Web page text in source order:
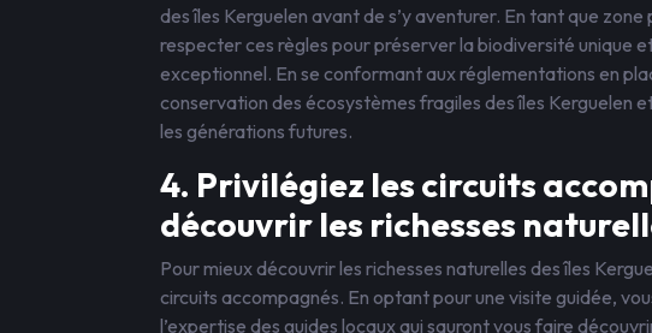
des îles Kerguelen avant de s’y aventurer. En tant que
respecter ces règles pour préserver la biodiversité unique
exceptionnel. En se conformant aux réglementations en
conservation des écosystèmes fragiles des îles Kerguelen
les générations futures.
4. Privilégiez les circuits
découvrir les richesses
Pour mieux découvrir les richesses naturelles des îles
circuits accompagnés. En optant pour une visite guidée,
l’expertise des guides locaux qui sauront vous faire